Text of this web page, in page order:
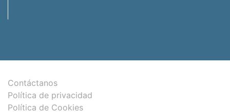
Contáctanos
Política de privacidad
Política de Cookies